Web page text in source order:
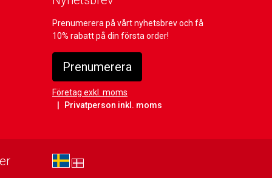
Prenumerera på vårt nyhetsbrev och få
10% rabatt på din första order!
Prenumerera
Företag exkl. moms
Privatperson inkl. moms
sv-SE
da-DK